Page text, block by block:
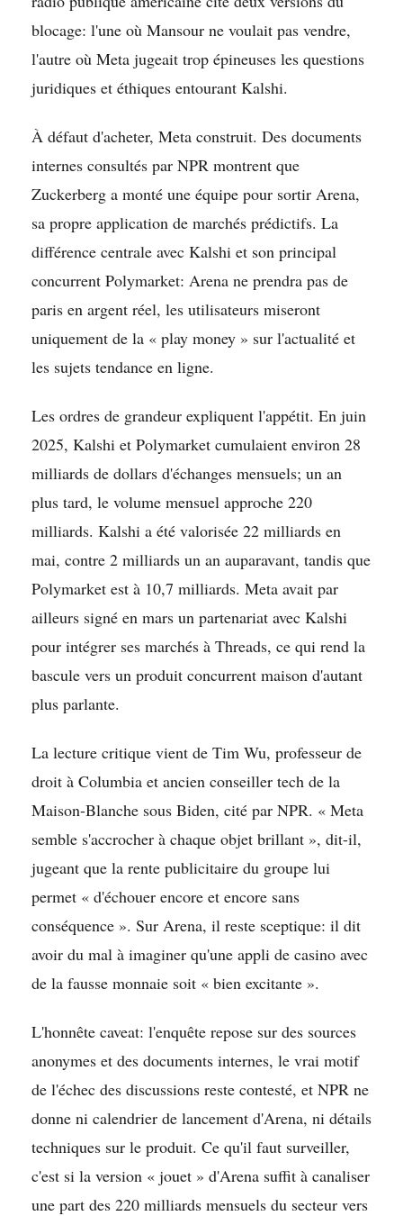
blocage: l'une où Mansour ne voulait pas vendre,
l'autre où Meta jugeait trop épineuses les questions
juridiques et éthiques entourant Kalshi.
À défaut d'acheter, Meta construit. Des documents
internes consultés par NPR montrent que
Zuckerberg a monté une équipe pour sortir Arena,
sa propre application de marchés prédictifs. La
différence centrale avec Kalshi et son principal
concurrent Polymarket: Arena ne prendra pas de
paris en argent réel, les utilisateurs miseront
uniquement de la « play money » sur l'actualité et
les sujets tendance en ligne.
Les ordres de grandeur expliquent l'appétit. En juin
2025, Kalshi et Polymarket cumulaient environ 28
milliards de dollars d'échanges mensuels; un an
plus tard, le volume mensuel approche 220
milliards. Kalshi a été valorisée 22 milliards en
mai, contre 2 milliards un an auparavant, tandis que
Polymarket est à 10,7 milliards. Meta avait par
ailleurs signé en mars un partenariat avec Kalshi
pour intégrer ses marchés à Threads, ce qui rend la
bascule vers un produit concurrent maison d'autant
plus parlante.
La lecture critique vient de Tim Wu, professeur de
droit à Columbia et ancien conseiller tech de la
Maison-Blanche sous Biden, cité par NPR. « Meta
semble s'accrocher à chaque objet brillant », dit-il,
jugeant que la rente publicitaire du groupe lui
permet « d'échouer encore et encore sans
conséquence ». Sur Arena, il reste sceptique: il dit
avoir du mal à imaginer qu'une appli de casino avec
de la fausse monnaie soit « bien excitante ».
L'honnête caveat: l'enquête repose sur des sources
anonymes et des documents internes, le vrai motif
de l'échec des discussions reste contesté, et NPR ne
donne ni calendrier de lancement d'Arena, ni détails
techniques sur le produit. Ce qu'il faut surveiller,
c'est si la version « jouet » d'Arena suffit à canaliser
une part des 220 milliards mensuels du secteur vers